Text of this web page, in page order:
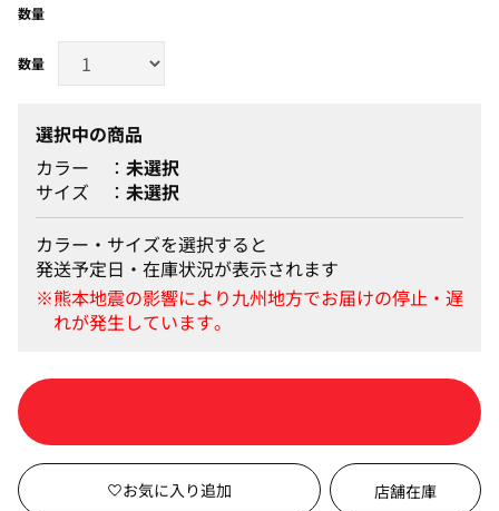
数量
選択中の商品
カラー
未選択
サイズ
未選択
カラー・サイズを選択すると
発送予定日・在庫状況が表示されます
店舗在庫